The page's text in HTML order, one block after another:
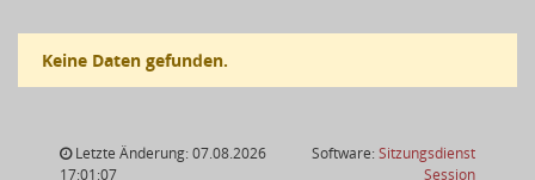
Keine Daten gefunden.
Letzte Änderung: 07.08.2026
17:01:07
Software:Sitzungsdienst
Session(Wird in